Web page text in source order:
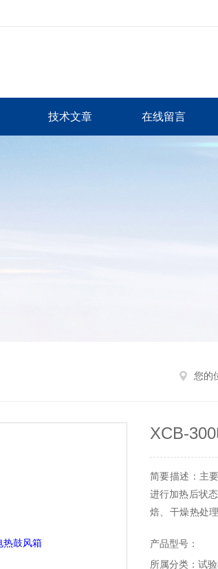
技术文章 在线留言
您的
XCB-
简要描述：主
进行加热后状
焙、干燥热处
产品型号：
所属分类：试